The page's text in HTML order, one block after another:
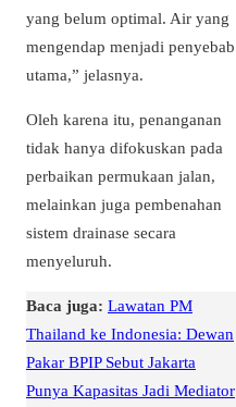
yang belum optimal. Air yang
mengendap menjadi penyebab
utama,” jelasnya.
Oleh karena itu, penanganan
tidak hanya difokuskan pada
perbaikan permukaan jalan,
melainkan juga pembenahan
sistem drainase secara
menyeluruh.
Baca juga: Lawatan PM
Thailand ke Indonesia: Dewan
Pakar BPIP Sebut Jakarta
Punya Kapasitas Jadi Mediator